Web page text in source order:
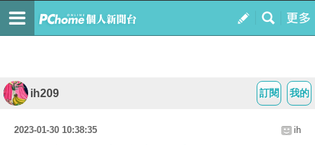
我的
訂閱
ih209
2023-01-30 10:38:35 ih